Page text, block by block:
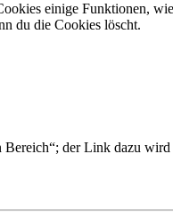
einige Funktionen,
du die Cookies löscht.
Bereich“; der Link dazu